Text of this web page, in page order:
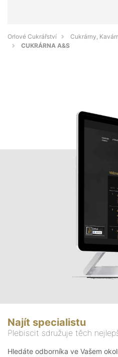
Orlové Cukrářství
Cukrárny,
CUKRÁRNA A&S
Najít specialistu
Plebiscit sdružuje těch
Hledáte odborníka ve Vašem